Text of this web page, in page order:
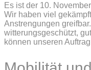
Es ist der 10.
Wir haben viel
Anstrengungen
witterungsgeschützt,
können unseren